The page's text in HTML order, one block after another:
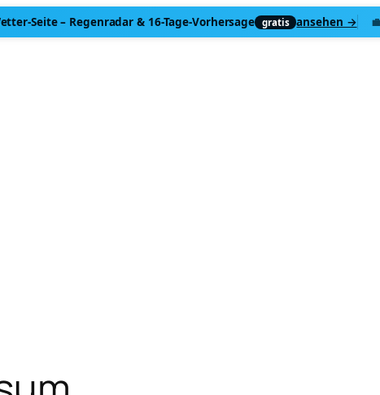
Seite– Regenradar & 16-Tage-Vorhersage gratis ansehen →